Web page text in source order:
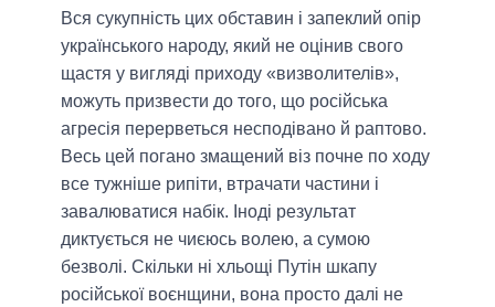
Вся сукупність цих обставин і запеклий опір
українського народу, який не оцінив свого
щастя у вигляді приходу «визволителів»,
можуть призвести до того, що російська
агресія перерветься несподівано й раптово.
Весь цей погано змащений віз почне по ходу
все тужніше рипіти, втрачати частини і
завалюватися набік. Іноді результат
диктується не чиєюсь волею, а сумою
безволі. Скільки ні хльощі Путін шкапу
російської воєнщини, вона просто далі не